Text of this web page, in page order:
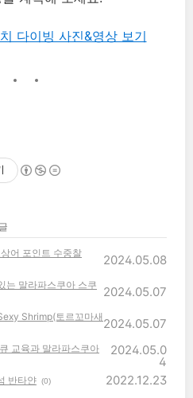
다이빙 사진&영상 보기
어 포인트 수중찰
2024.05.08
는 말라파스쿠아 스쿠
2024.05.07
Shrimp(토르꼬마새2024.05.07
교육과 말라파스쿠아
2024.05.0
4
반타얀 (0) 2022.12.23